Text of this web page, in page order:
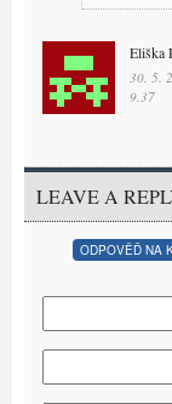
Eliška
30. 5.
9.37
LEAVE A
ODPOVĚĎ NA